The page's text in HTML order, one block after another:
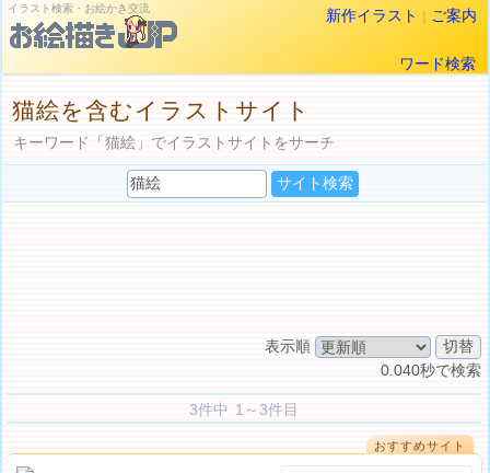
イラスト検索・お絵かき交流 新作イラスト | ご案内
ワード検索
猫絵を含むイラストサイト
キーワード「猫絵」でイラストサイトをサーチ
表示順
0.040秒で検索
3件中 1～3件目
おすすめサイト